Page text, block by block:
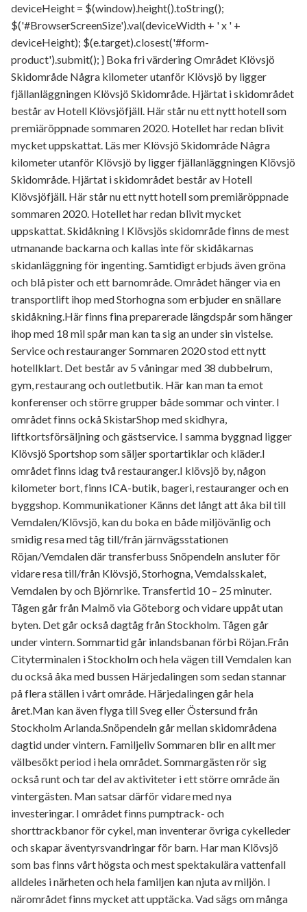
deviceHeight = $(window).height().toString();
$('#BrowserScreenSize').val(deviceWidth + ' x ' +
deviceHeight); $(e.target).closest('#form-
product').submit(); } Boka fri värdering Området Klövsjö
Skidområde Några kilometer utanför Klövsjö by ligger
fjällanläggningen Klövsjö Skidområde. Hjärtat i skidområdet
består av Hotell Klövsjöfjäll. Här står nu ett nytt hotell som
premiäröppnade sommaren 2020. Hotellet har redan blivit
mycket uppskattat. Läs mer Klövsjö Skidområde Några
kilometer utanför Klövsjö by ligger fjällanläggningen Klövsjö
Skidområde. Hjärtat i skidområdet består av Hotell
Klövsjöfjäll. Här står nu ett nytt hotell som premiäröppnade
sommaren 2020. Hotellet har redan blivit mycket
uppskattat. Skidåkning I Klövsjös skidområde finns de mest
utmanande backarna och kallas inte för skidåkarnas
skidanläggning för ingenting. Samtidigt erbjuds även gröna
och blå pister och ett barnområde. Området hänger via en
transportlift ihop med Storhogna som erbjuder en snällare
skidåkning.Här finns fina preparerade längdspår som hänger
ihop med 18 mil spår man kan ta sig an under sin vistelse.
Service och restauranger Sommaren 2020 stod ett nytt
hotellklart. Det består av 5 våningar med 38 dubbelrum,
gym, restaurang och outletbutik. Här kan man ta emot
konferenser och större grupper både sommar och vinter. I
området finns ockå SkistarShop med skidhyra,
liftkortsförsäljning och gästservice. I samma byggnad ligger
Klövsjö Sportshop som säljer sportartiklar och kläder.I
området finns idag två restauranger.I klövsjö by, någon
kilometer bort, finns ICA-butik, bageri, restauranger och en
byggshop. Kommunikationer Känns det långt att åka bil till
Vemdalen/Klövsjö, kan du boka en både miljövänlig och
smidig resa med tåg till/från järnvägsstationen
Röjan/Vemdalen där transferbuss Snöpendeln ansluter för
vidare resa till/från Klövsjö, Storhogna, Vemdalsskalet,
Vemdalen by och Björnrike. Transfertid 10 – 25 minuter.
Tågen går från Malmö via Göteborg och vidare uppåt utan
byten. Det går också dagtåg från Stockholm. Tågen går
under vintern. Sommartid går inlandsbanan förbi Röjan.Från
Cityterminalen i Stockholm och hela vägen till Vemdalen kan
du också åka med bussen Härjedalingen som sedan stannar
på flera ställen i vårt område. Härjedalingen går hela
året.Man kan även flyga till Sveg eller Östersund från
Stockholm Arlanda.Snöpendeln går mellan skidområdena
dagtid under vintern. Familjeliv Sommaren blir en allt mer
välbesökt period i hela området. Sommargästen rör sig
också runt och tar del av aktiviteter i ett större område än
vintergästen. Man satsar därför vidare med nya
investeringar. I området finns pumptrack- och
shorttrackbanor för cykel, man inventerar övriga cykelleder
och skapar äventyrsvandringar för barn. Har man Klövsjö
som bas finns vårt högsta och mest spektakulära vattenfall
alldeles i närheten och hela familjen kan njuta av miljön. I
närområdet finns mycket att upptäcka. Vad sägs om många